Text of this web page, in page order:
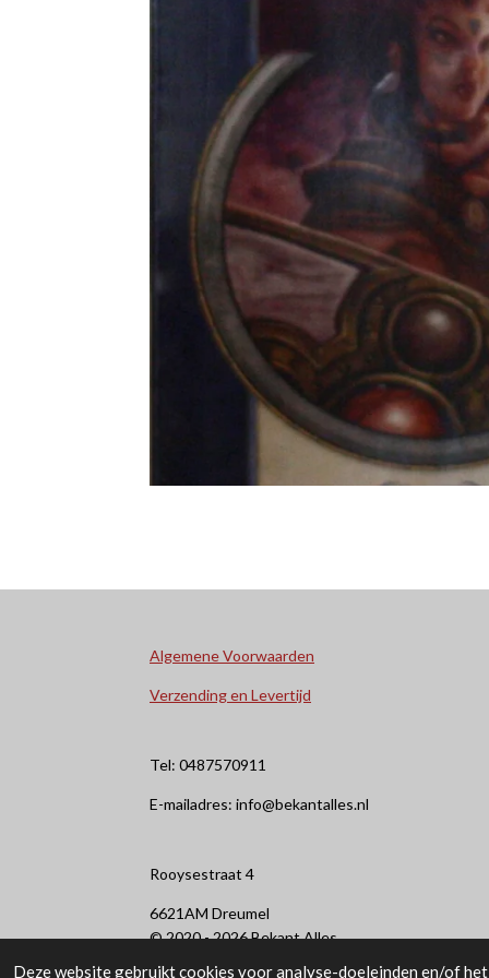
Deze website gebruikt cookies voor analyse-doeleinden en/of
Algemene Voorwaarden
Verzending en Levertijd
Tel: 0487570911
E-mailadres: info@bekantalles.nl
Rooysestraat 4
6621AM Dreumel
© 2020 - 2026 Bekant Alles